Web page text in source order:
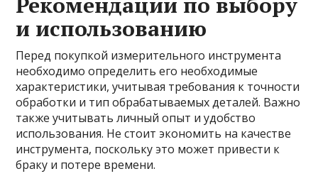
и использованию
Перед покупкой измерительного инструмента
необходимо определить его необходимые
характеристики, учитывая требования к точности
обработки и тип обрабатываемых деталей. Важно
также учитывать личный опыт и удобство
использования. Не стоит экономить на качестве
инструмента, поскольку это может привести к
браку и потере времени.